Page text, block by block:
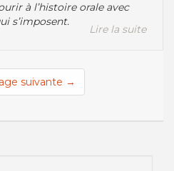
à l’histoire orale avec
s’imposent.
Lire la suite
suivante →